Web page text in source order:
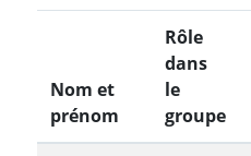
Nom et
prénom
Rôle
dans
le
groupe